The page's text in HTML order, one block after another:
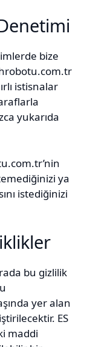
bize
istisnalar
yukarıda
ya
istediğinizi
bu gizlilik
yer alan
ES
maddi